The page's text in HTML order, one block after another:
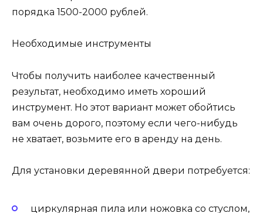
порядка 1500-2000 рублей.
Необходимые инструменты
Чтобы получить наиболее качественный
результат, необходимо иметь хороший
инструмент. Но этот вариант может обойтись
вам очень дорого, поэтому если чего-нибудь
не хватает, возьмите его в аренду на день.
Для установки деревянной двери потребуется:
циркулярная пила или ножовка со стуслом,